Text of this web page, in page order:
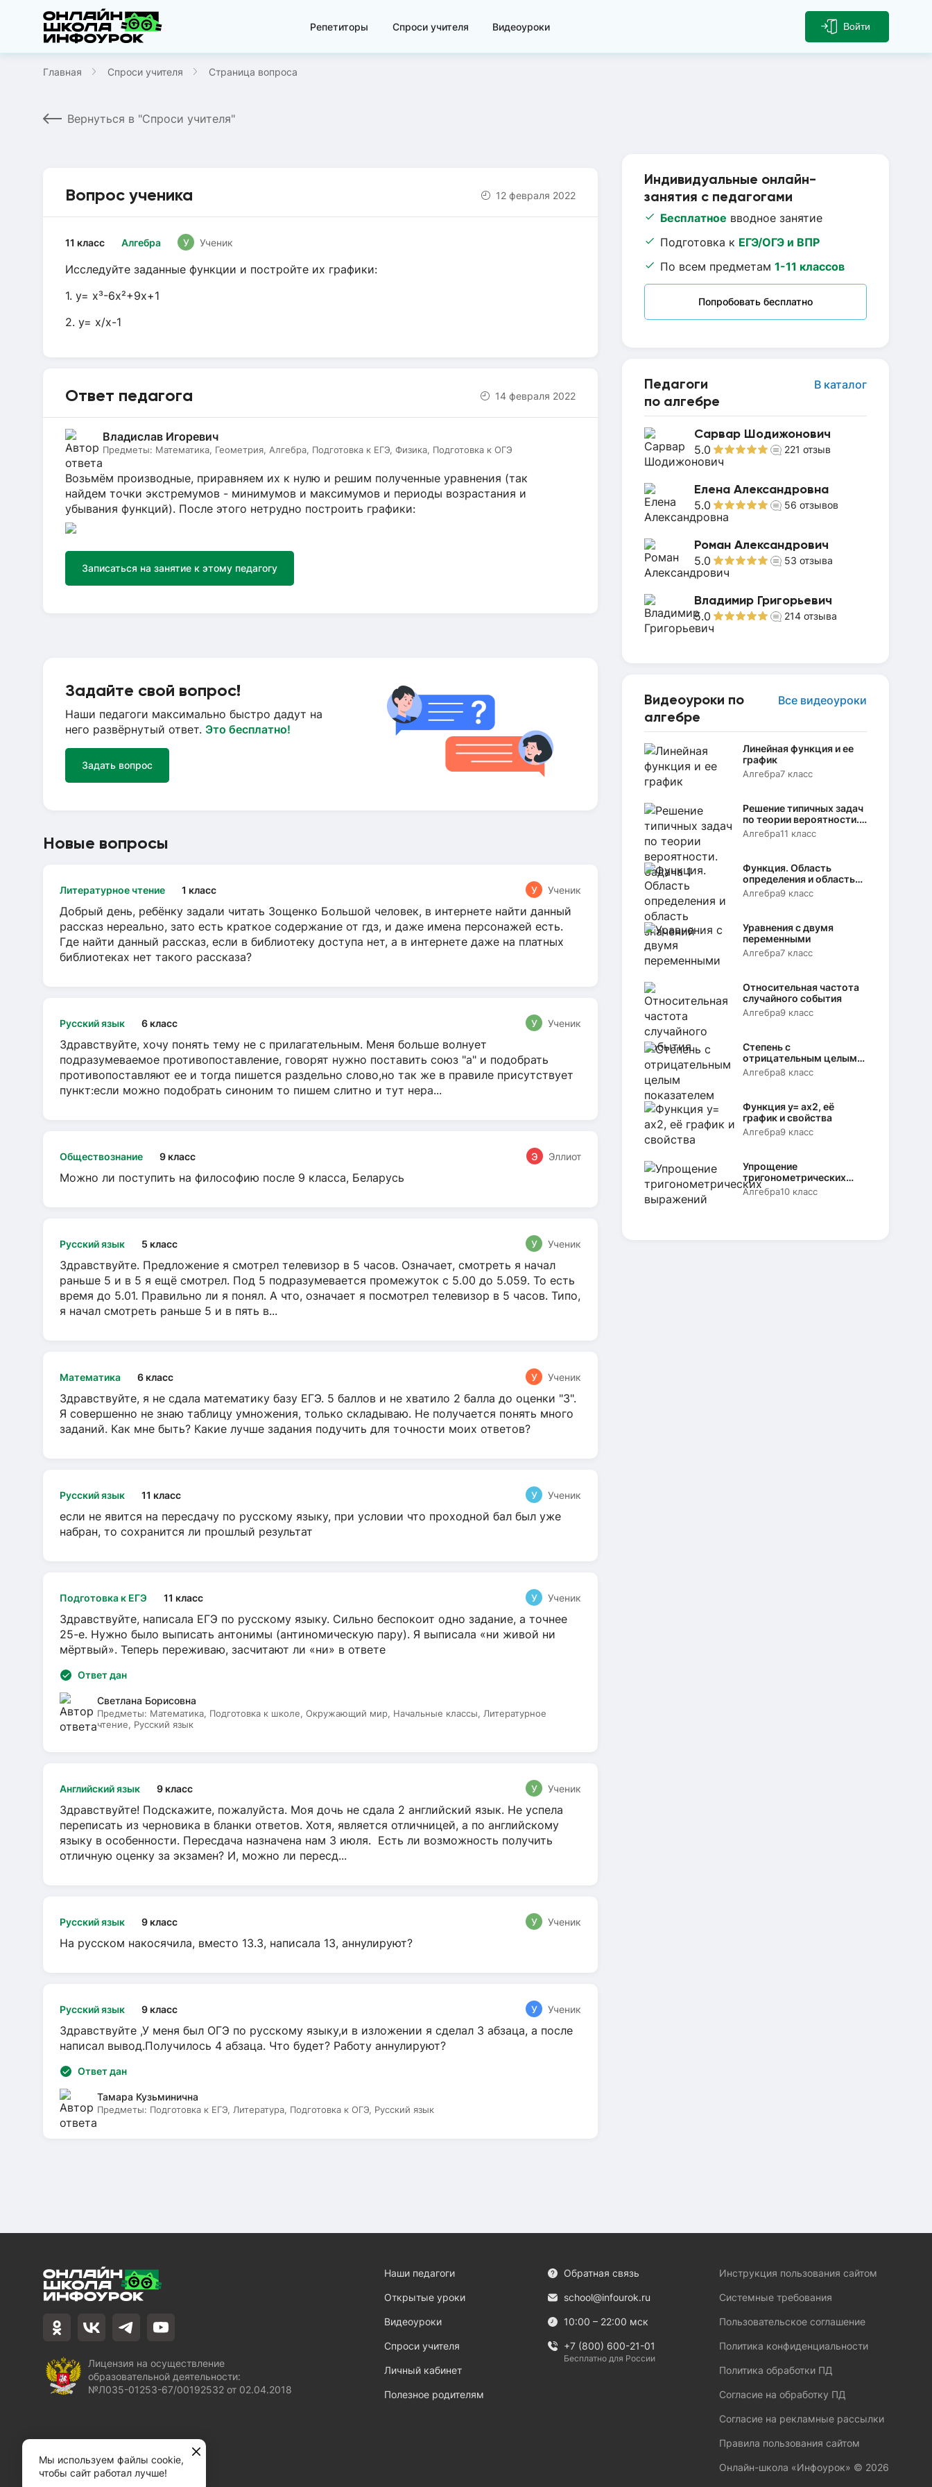
Репетиторы Спроси учителя Видеоуроки Войти
Главная Спроси учителя Страница вопроса
Вернуться в "Спроси учителя"
Индивидуальные онлайн-
занятия с педагогами
Бесплатное вводное занятие
Подготовка к ЕГЭ/ОГЭ и ВПР
По всем предметам 1-11 классов
Попробовать бесплатно
Педагоги
по алгебре
В каталог
Сарвар Шодижонович
5.0 221 отзыв
Елена Александровна
5.0 56 отзывов
Роман Александрович
5.0 53 отзыва
Владимир Григорьевич
5.0 214 отзыва
Видеоуроки по
алгебре
Все видеоуроки
Линейная функция и ее
график
Алгебра7 класс
Решение типичных задач
по теории вероятности.
Задача 1
Алгебра11 класс
Функция. Область
определения и область
значений
Алгебра9 класс
Уравнения с двумя
переменными
Алгебра7 класс
Относительная частота
случайного события
Алгебра9 класс
Степень с
отрицательным целым
показателем
Алгебра8 класс
Функция y= аx2, её
график и свойства
Алгебра9 класс
Упрощение
тригонометрических
выражений
Алгебра10 класс
Вопрос ученика 12 февраля 2022
Алгебра
11 класс У Ученик
Исследуйте заданные функции и постройте их графики:
1. y= x³-6x²+9x+1
2. y= x/x-1
Ответ педагога 14 февраля 2022
Владислав Игоревич
Предметы: Математика, Геометрия, Алгебра, Подготовка к ЕГЭ, Физика, Подготовка к ОГЭ
Возьмём производные, приравняем их к нулю и решим полученные уравнения (так
найдем точки экстремумов - минимумов и максимумов и периоды возрастания и
убывания функций). После этого нетрудно построить графики:
Записаться на занятие к этому педагогу
Задайте свой вопрос!
Наши педагоги максимально быстро дадут на
него развёрнутый ответ. Это бесплатно!
Задать вопрос
Новые вопросы
Литературное чтение 1 класс У Ученик
Добрый день, ребёнку задали читать Зощенко Большой человек, в интернете найти данный
рассказ нереально, зато есть краткое содержание от гдз, и даже имена персонажей есть.
Где найти данный рассказ, если в библиотеку доступа нет, а в интернете даже на платных
библиотеках нет такого рассказа?
Русский язык 6 класс У Ученик
Здравствуйте, хочу понять тему не с прилагательным. Меня больше волнует
подразумеваемое противопоставление, говорят нужно поставить союз "а" и подобрать
противопоставляют ее и тогда пишется раздельно слово,но так же в правиле присутствует
пункт:если можно подобрать синоним то пишем слитно и тут нера...
Обществознание 9 класс Э Эллиот
Можно ли поступить на философию после 9 класса, Беларусь
Русский язык 5 класс У Ученик
Здравствуйте. Предложение я смотрел телевизор в 5 часов. Означает, смотреть я начал
раньше 5 и в 5 я ещё смотрел. Под 5 подразумевается промежуток с 5.00 до 5.059. То есть
время до 5.01. Правильно ли я понял. А что, означает я посмотрел телевизор в 5 часов. Типо,
я начал смотреть раньше 5 и в пять в...
Математика 6 класс У Ученик
Здравствуйте, я не сдала математику базу ЕГЭ. 5 баллов и не хватило 2 балла до оценки "3".
Я совершенно не знаю таблицу умножения, только складываю. Не получается понять много
заданий. Как мне быть? Какие лучше задания подучить для точности моих ответов?
Русский язык 11 класс У Ученик
если не явится на пересдачу по русскому языку, при условии что проходной бал был уже
набран, то сохранится ли прошлый результат
Подготовка к ЕГЭ 11 класс У Ученик
Здравствуйте, написала ЕГЭ по русскому языку. Сильно беспокоит одно задание, а точнее
25-е. Нужно было выписать антонимы (антиномическую пару). Я выписала «ни живой ни
мёртвый». Теперь переживаю, засчитают ли «ни» в ответе
Ответ дан
Светлана Борисовна
Предметы: Математика, Подготовка к школе, Окружающий мир, Начальные классы, Литературное
чтение, Русский язык
Английский язык 9 класс У Ученик
Здравствуйте! Подскажите, пожалуйста. Моя дочь не сдала 2 английский язык. Не успела
переписать из черновика в бланки ответов. Хотя, является отличницей, а по английскому
языку в особенности. Пересдача назначена нам 3 июля. Есть ли возможность получить
отличную оценку за экзамен? И, можно ли пересд...
Русский язык 9 класс У Ученик
На русском накосячила, вместо 13.3, написала 13, аннулируют?
Русский язык 9 класс У Ученик
Здравствуйте ,У меня был ОГЭ по русскому языку,и в изложении я сделал 3 абзаца, а после
написал вывод.Получилось 4 абзаца. Что будет? Работу аннулируют?
Ответ дан
Тамара Кузьминична
Предметы: Подготовка к ЕГЭ, Литература, Подготовка к ОГЭ, Русский язык
Лицензия на осуществление
образовательной деятельности:
№Л035-01253-67/00192532 от 02.04.2018
Наши педагоги
Открытые уроки
Видеоуроки
Спроси учителя
Личный кабинет
Полезное родителям
Обратная связь
school@infourok.ru
10:00 – 22:00 мск
+7 (800) 600-21-01
Бесплатно для России
Инструкция пользования сайтом
Системные требования
Пользовательское соглашение
Политика конфиденциальности
Политика обработки ПД
Согласие на обработку ПД
Согласие на рекламные рассылки
Правила пользования сайтом
Онлайн-школа «Инфоурок» © 2026
Мы используем файлы cookie,
чтобы сайт работал лучше!